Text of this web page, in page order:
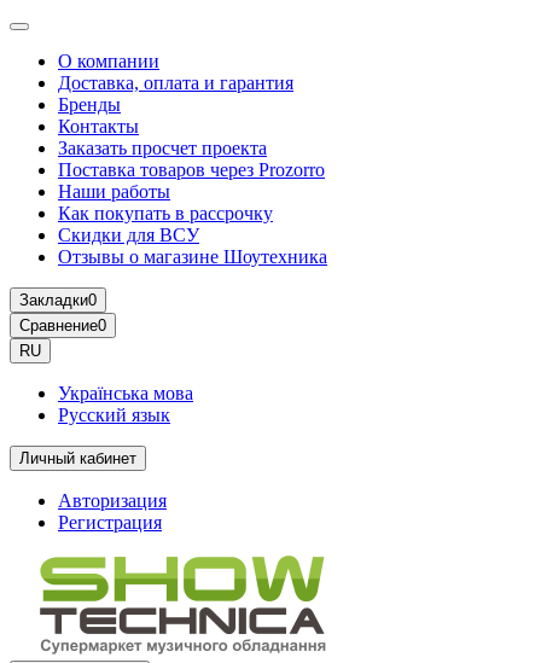
О компании
Доставка, оплата и гарантия
Бренды
Контакты
Заказать просчет проекта
Поставка товаров через Prozorro
Наши работы
Как покупать в рассрочку
Скидки для ВСУ
Отзывы о магазине Шоутехника
Закладки0
Сравнение0
RU
Українська мова
Русский язык
Личный кабинет
Авторизация
Регистрация